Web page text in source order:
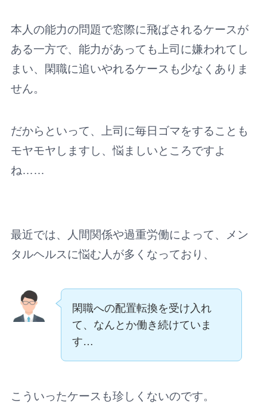
本人の能力の問題で窓際に飛ばされるケースが
ある一方で、能力があっても上司に嫌われてし
まい、閑職に追いやれるケースも少なくありま
せん。
だからといって、上司に毎日ゴマをすることも
モヤモヤしますし、悩ましいところですよ
ね……
最近では、人間関係や過重労働によって、メン
タルヘルスに悩む人が多くなっており、
閑職への配置転換を受け入れ
て、なんとか働き続けていま
す…
こういったケースも珍しくないのです。